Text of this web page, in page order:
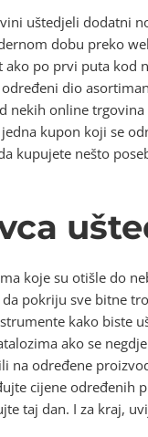
uštedjeli dodatni
dobu preko
po prvi puta kod
dio
nekih online
kupon koji se
kupujete nešto
koje su otišle do
pokriju sve bitne
kako biste
ako se
na određene
cijene određenih
taj dan. I za kraj,